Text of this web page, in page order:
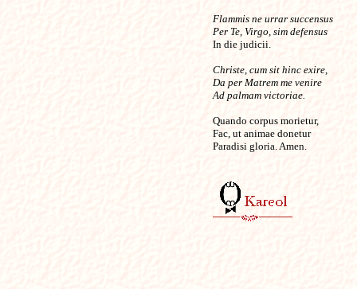
Flammis ne urrar succensus
Per Te, Virgo, sim defensus
In die judicii.
Christe, cum sit hinc exire,
Da per Matrem me venire
Ad palmam victoriae.
Quando corpus morietur,
Fac, ut animae donetur
Paradisi gloria. Amen.